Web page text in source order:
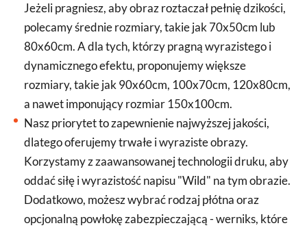
Jeżeli pragniesz, aby obraz roztaczał pełnię dzikości,
polecamy średnie rozmiary, takie jak 70x50cm lub
80x60cm. A dla tych, którzy pragną wyrazistego i
dynamicznego efektu, proponujemy większe
rozmiary, takie jak 90x60cm, 100x70cm, 120x80cm,
a nawet imponujący rozmiar 150x100cm.
Nasz priorytet to zapewnienie najwyższej jakości,
dlatego oferujemy trwałe i wyraziste obrazy.
Korzystamy z zaawansowanej technologii druku, aby
oddać siłę i wyrazistość napisu "Wild" na tym obrazie.
Dodatkowo, możesz wybrać rodzaj płótna oraz
opcjonalną powłokę zabezpieczającą - werniks, które